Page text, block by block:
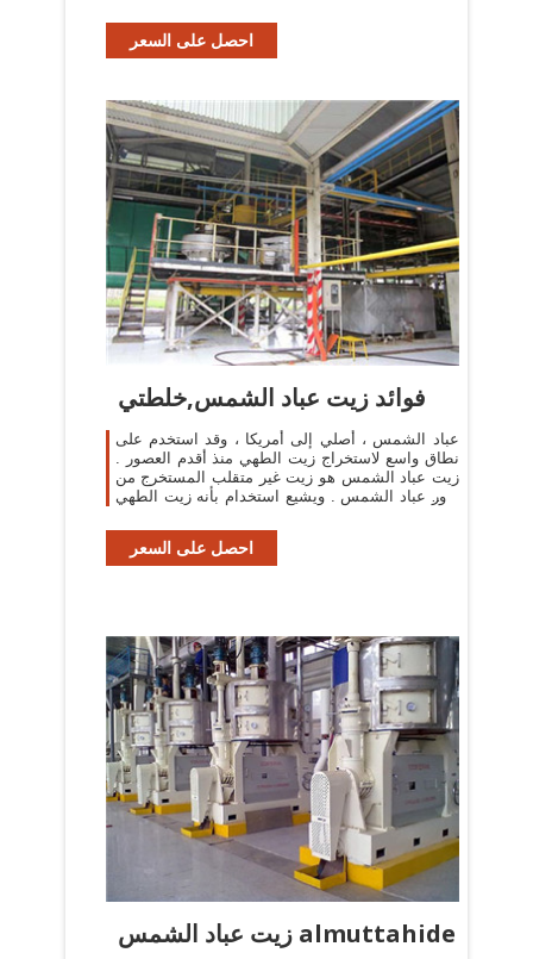
احصل على السعر
فوائد زيت عباد الشمس,خلطتي
عباد الشمس ، أصلي إلى أمريكا ، وقد استخدم على
نطاق واسع لاستخراج زيت الطهي منذ أقدم العصور .
زيت عباد الشمس هو زيت غير متقلب المستخرج من
بذور عباد الشمس . ويشيع استخدام بأنه زيت الطهي
احصل على السعر
زيت عباد الشمس almuttahide